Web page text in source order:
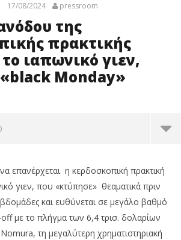
17/08/2024 pressroom
της
πρακτικής
ιαπωνικό γιεν,
Monday»
επανέρχεται η κερδοσκοπική πρακτική
γιεν, που «κτύπησε» θεαματικά πριν
και ευθύνεται σε μεγάλο βαθμό
με το πλήγμα των 6,4 τρισ. δολαρίων
τη μεγαλύτερη χρηματιστηριακή